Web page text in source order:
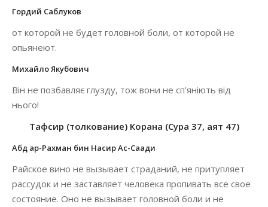
Гордий Саблуков
от которой не будет головной боли, от которой не
опьянеют.
Михайло Якубович
Він не позбавляє глузду, тож вони не сп’яніють від
нього!
Тафсир (толкование) Корана (Сура 37, аят 47)
Абд ар-Рахман бин Насир Ас-Саади
Райское вино не вызывает страданий, не притупляет
рассудок и не заставляет человека пропивать все свое
состояние. Оно не вызывает головной боли и не